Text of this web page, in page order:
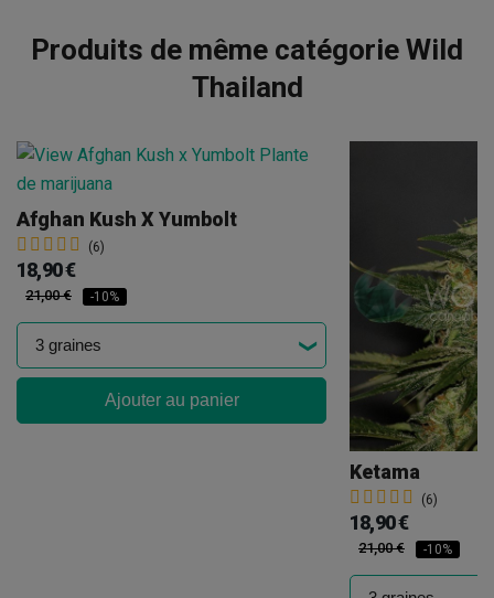
Produits de même catégorie Wild
Thailand
Afghan Kush X Yumbolt
(6)
18,90 €
21,00 € -10%
Ajouter au panier
Ketama
(6)
18,90 €
21,00 € -10%